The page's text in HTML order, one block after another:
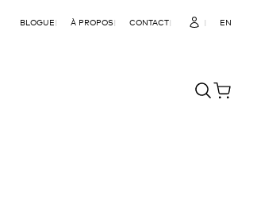
BLOGUE À PROPOS CONTACT EN
Recherche